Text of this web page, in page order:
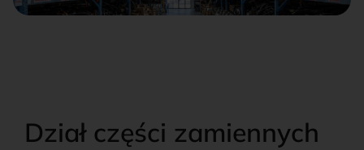
Dział części zamiennych